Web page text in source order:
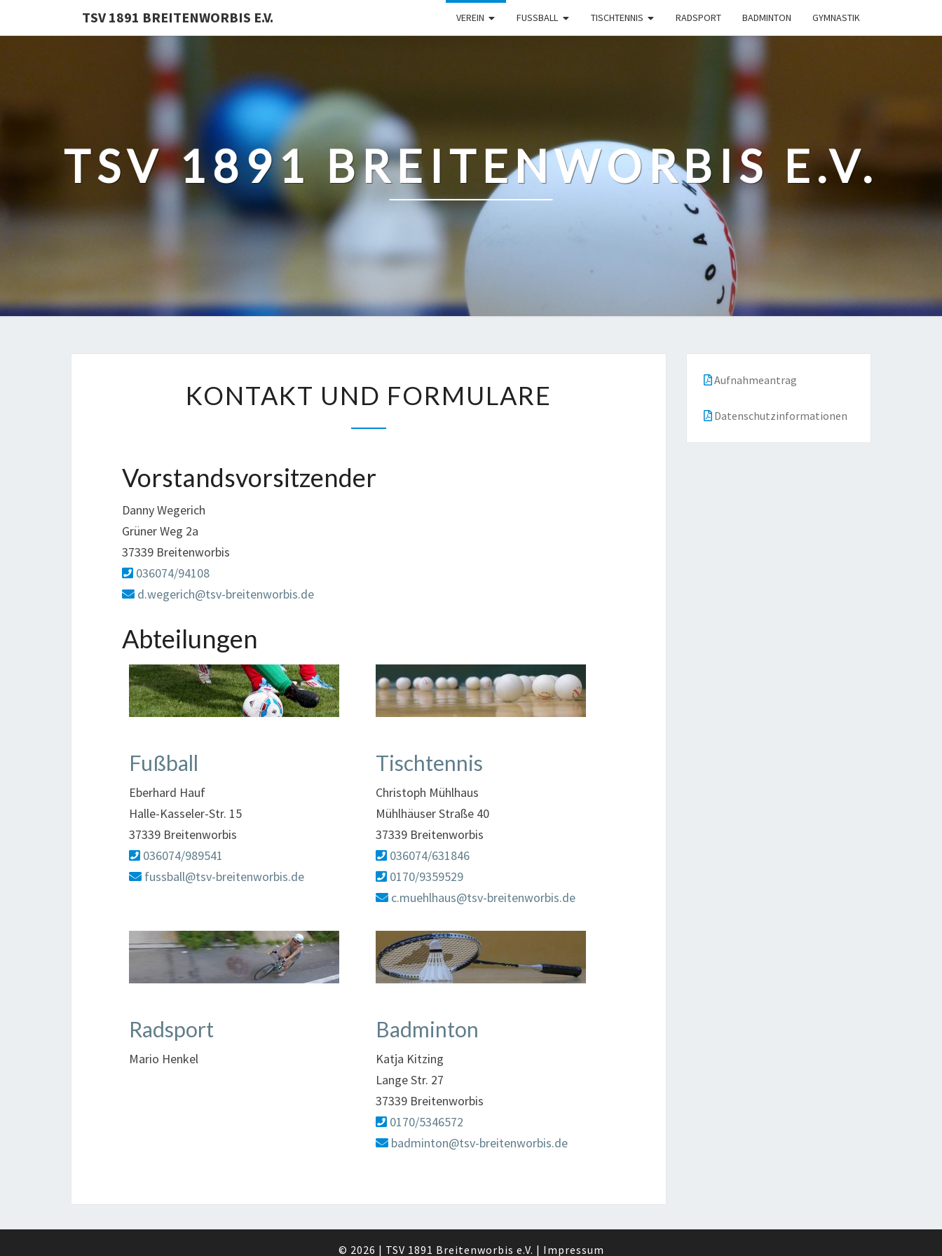
TSV 1891 BREITENWORBIS E.V. VEREIN FUSSBALL TISCHTENNIS RADSPORT BADMINTON GYMNASTIK
TSV 1891 BREITENWORBIS E.V.
UND
KONTAKT UND FORMULARE
Vorstandsvorsitzender
Danny Wegerich
Grüner Weg 2a
37339 Breitenworbis
036074/94108
d.wegerich@tsv-breitenworbis.de
Abteilungen
Fußball
Eberhard Hauf
Halle-Kasseler-Str. 15
37339 Breitenworbis
036074/989541
fussball@tsv-breitenworbis.de
Tischtennis
Christoph Mühlhaus
Mühlhäuser Straße 40
37339 Breitenworbis
036074/631846
0170/9359529
c.muehlhaus@tsv-breitenworbis.de
Radsport
Mario Henkel
Badminton
Katja Kitzing
Lange Str. 27
37339 Breitenworbis
0170/5346572
badminton@tsv-breitenworbis.de
Aufnahmeantrag
Datenschutzinformationen
© 2026 | TSV 1891 Breitenworbis e.V. | Impressum